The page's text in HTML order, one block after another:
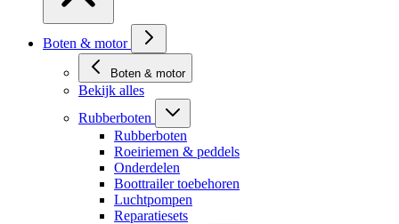
Boten & motor
Boten & motor
Bekijk alles
Rubberboten
Rubberboten
Roeiriemen & peddels
Onderdelen
Boottrailer toebehoren
Luchtpompen
Reparatiesets